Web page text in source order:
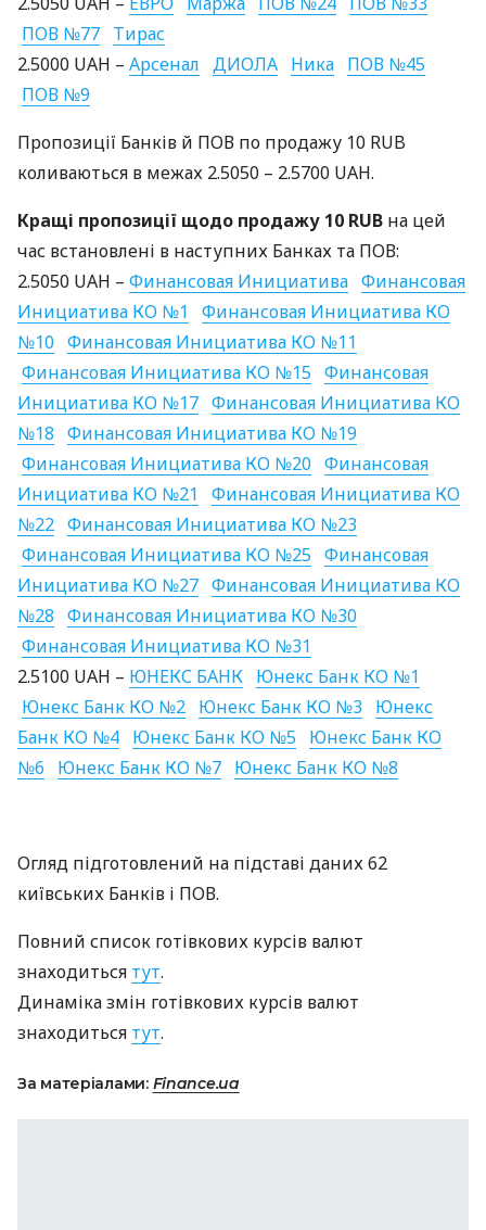
ПОВ №77 Тирас
2.5000 UAH – Арсенал ДИОЛА Ника ПОВ №45
ПОВ №9
Пропозиції Банків й ПОВ по продажу 10 RUB
коливаються в межах 2.5050 – 2.5700 UAH.
Кращі пропозиції щодо продажу 10 RUB на цей
час встановлені в наступних Банках та ПОВ:
2.5050 UAH – Финансовая Инициатива Финансовая
Инициатива КО №1
Финансовая Инициатива КО
№10 Финансовая Инициатива КО №11
Финансовая Инициатива КО №15 Финансовая
Инициатива КО №17 Финансовая Инициатива КО
№18 Финансовая Инициатива КО №19
Финансовая Инициатива КО №20 Финансовая
Инициатива КО №21
Финансовая Инициатива КО
№22 Финансовая Инициатива КО №23
Финансовая Инициатива КО №25 Финансовая
Инициатива КО №27 Финансовая Инициатива КО
№28 Финансовая Инициатива КО №30
Финансовая Инициатива КО №31
2.5100 UAH – ЮНЕКС БАНК Юнекс Банк КО №1
Юнекс Банк КО №2 Юнекс Банк КО №3
Юнекс
Банк КО №4 Юнекс Банк КО №5 Юнекс Банк КО
№6
Юнекс Банк КО №7 Юнекс Банк КО №8
Огляд підготовлений на підставі даних 62
київських Банків і ПОВ.
Повний список готівкових курсів валют
знаходиться тут.
Динаміка змін готівкових курсів валют
знаходиться тут.
За матеріалами: Finance.ua